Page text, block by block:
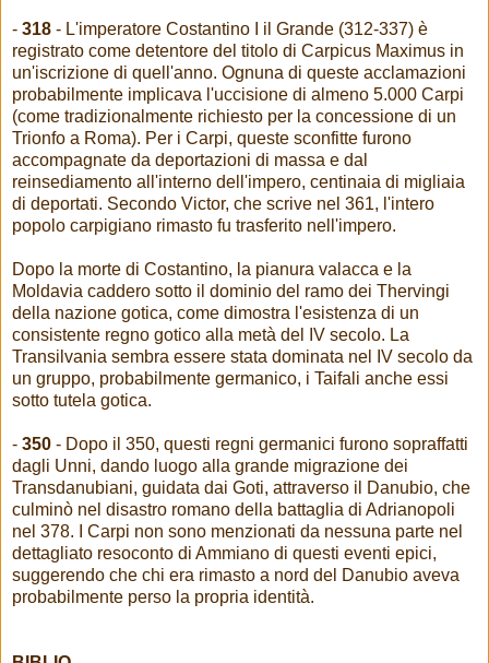
- 318 - L'imperatore Costantino I il Grande (312-337) è
registrato come detentore del titolo di Carpicus Maximus in
un'iscrizione di quell'anno. Ognuna di queste acclamazioni
probabilmente implicava l'uccisione di almeno 5.000 Carpi
(come tradizionalmente richiesto per la concessione di un
Trionfo a Roma). Per i Carpi, queste sconfitte furono
accompagnate da deportazioni di massa e dal
reinsediamento all'interno dell'impero, centinaia di migliaia
di deportati. Secondo Victor, che scrive nel 361, l'intero
popolo carpigiano rimasto fu trasferito nell'impero.
Dopo la morte di Costantino, la pianura valacca e la
Moldavia caddero sotto il dominio del ramo dei Thervingi
della nazione gotica, come dimostra l'esistenza di un
consistente regno gotico alla metà del IV secolo. La
Transilvania sembra essere stata dominata nel IV secolo da
un gruppo, probabilmente germanico, i Taifali anche essi
sotto tutela gotica.
- 350 - Dopo il 350, questi regni germanici furono sopraffatti
dagli Unni, dando luogo alla grande migrazione dei
Transdanubiani, guidata dai Goti, attraverso il Danubio, che
culminò nel disastro romano della battaglia di Adrianopoli
nel 378. I Carpi non sono menzionati da nessuna parte nel
dettagliato resoconto di Ammiano di questi eventi epici,
suggerendo che chi era rimasto a nord del Danubio aveva
probabilmente perso la propria identità.